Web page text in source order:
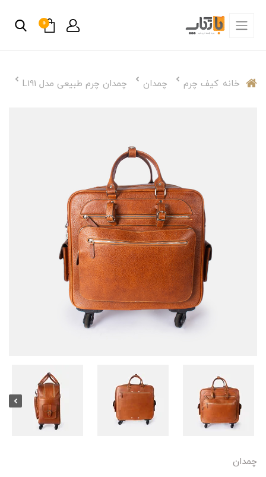
0
خانه کیف چرم چمدان چمدان چرم طبیعی مدل L191
چمدان